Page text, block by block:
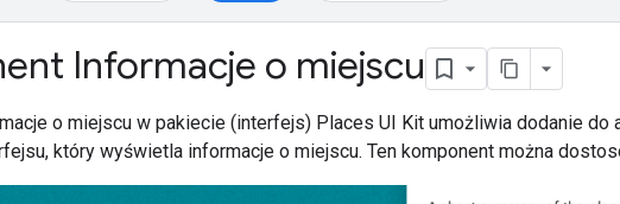
Informacje o miejscu
o miejscu w pakiecie (interfejs) Places UI Kit umożliwia dodanie do
który wyświetla informacje o miejscu. Ten komponent można